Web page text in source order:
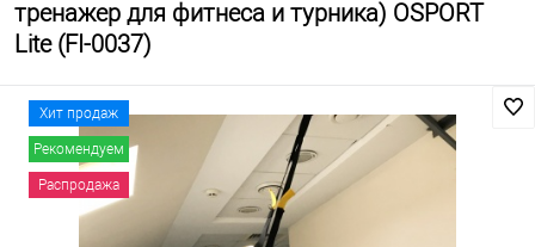
тренажер для фитнеса и турника) OSPORT
Lite (FI-0037)
Хит продаж
Рекомендуем
Распродажа